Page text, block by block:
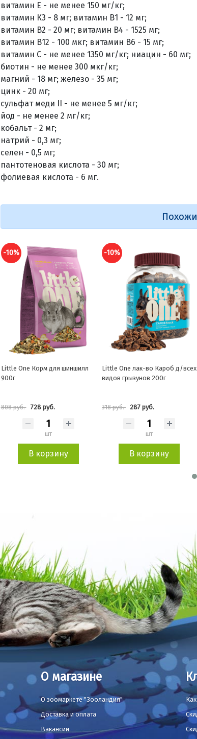
витамин Е - не менее 150 мг/кг;
витамин К3 - 8 мг; витамин В1 - 12 мг;
витамин В2 - 20 мг; витамин В4 - 1525 мг;
витамин В12 - 100 мкг; витамин В6 - 15 мг;
витамин С - не менее 1350 мг/кг; ниацин - 60 мг;
биотин - не менее 300 мкг/кг;
магний - 18 мг; железо - 35 мг;
цинк - 20 мг;
сульфат меди II - не менее 5 мг/кг;
йод - не менее 2 мг/кг;
кобальт - 2 мг;
натрий - 0,3 мг;
селен - 0,5 мг;
пантотеновая кислота - 30 мг;
фолиевая кислота - 6 мг.
-10%
Little One лак-во Кароб д/всех
видов грызунов 200г
318 руб. 287 руб.
шт
В корзину
-10%
Little One лак-во Горошек
плющенный 230г
389 руб. 351 руб.
шт
В корзину
О магазине
О зоомаркете "Зооландия"
Доставка и оплата
Вакансии